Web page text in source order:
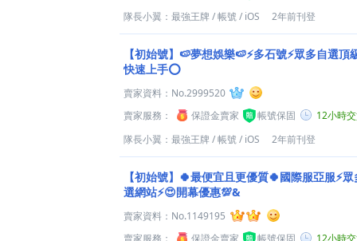
隊長小翼：最強王牌/帳號/ iOS 2年前刊登
【初始號】🍉夢想娛樂🍉⚡多石號⚡眾多自選
快速上手⭕
賣家資料： No.2999520
賣家服務：
保證金賣家 帳號保固
12小時
隊長小翼：最強王牌/帳號/ iOS 2年前刊登
【初始號】🍀最便宜且更優質🍀國際服亞服⚡
選網站⚡😍開幕優惠💯&
賣家資料： No.1149195
賣家服務：
保證金賣家 帳號保固
12小時